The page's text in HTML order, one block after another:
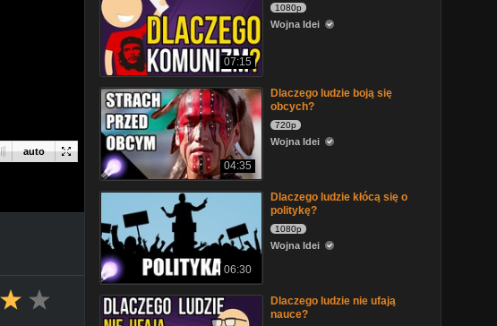
auto
07:15
1080p
Wojna Idei
04:35
Dlaczego ludzie boją się
obcych?
720p
Wojna Idei
06:30
Dlaczego ludzie kłócą się o
politykę?
1080p
Wojna Idei
Dlaczego ludzie nie ufają
nauce?